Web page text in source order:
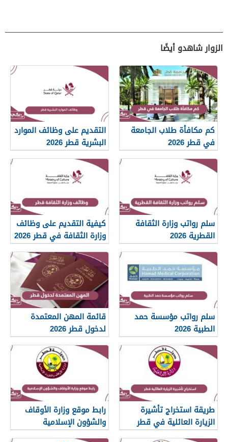
الزوار شاهدو أيضًا
كم مكافأة طلاب الجامعة
في قطر 2026
التقديم على وظائف الموارد
البشرية قطر 2026
سلم رواتب وزارة الثقافة
القطرية 2026
كيفية التقديم على وظائف
وزارة الثقافة في قطر 2026
سلم رواتب مؤسسة حمد
الطبية 2026
قائمة المهن المعتمدة
لدخول قطر 2026
طريقة استخراج تأشيرة
الزيارة العائلية في قطر
2026
رابط موقع وزارة الأوقاف
والشؤون الإسلامية
islam.gov.qa